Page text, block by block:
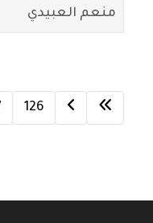
منعم العبيدي
126